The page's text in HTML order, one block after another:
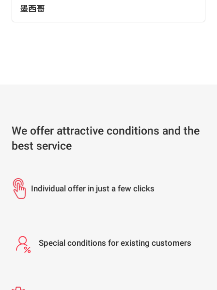
墨西哥
We offer attractive conditions and the
best service
Individual offer in just a few clicks
Special conditions for existing customers